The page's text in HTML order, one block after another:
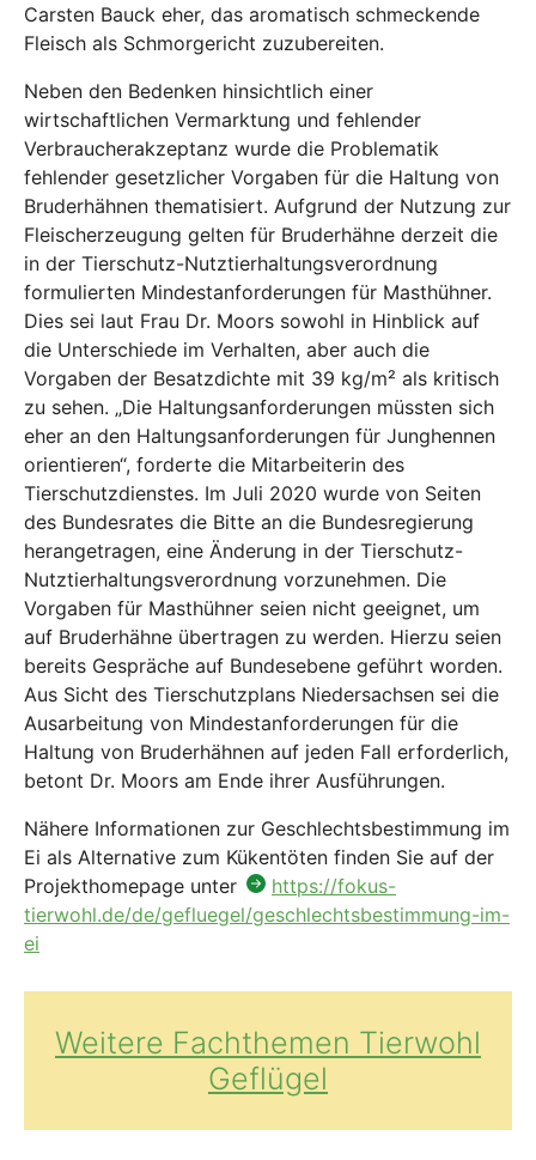
Carsten Bauck eher, das aromatisch schmeckende
Fleisch als Schmorgericht zuzubereiten.
Neben den Bedenken hinsichtlich einer
wirtschaftlichen Vermarktung und fehlender
Verbraucherakzeptanz wurde die Problematik
fehlender gesetzlicher Vorgaben für die Haltung von
Bruderhähnen thematisiert. Aufgrund der Nutzung zur
Fleischerzeugung gelten für Bruderhähne derzeit die
in der Tierschutz-Nutztierhaltungsverordnung
formulierten Mindestanforderungen für Masthühner.
Dies sei laut Frau Dr. Moors sowohl in Hinblick auf
die Unterschiede im Verhalten, aber auch die
Vorgaben der Besatzdichte mit 39 kg/m² als kritisch
zu sehen. „Die Haltungsanforderungen müssten sich
eher an den Haltungsanforderungen für Junghennen
orientieren“, forderte die Mitarbeiterin des
Tierschutzdienstes. Im Juli 2020 wurde von Seiten
des Bundesrates die Bitte an die Bundesregierung
herangetragen, eine Änderung in der Tierschutz-
Nutztierhaltungsverordnung vorzunehmen. Die
Vorgaben für Masthühner seien nicht geeignet, um
auf Bruderhähne übertragen zu werden. Hierzu seien
bereits Gespräche auf Bundesebene geführt worden.
Aus Sicht des Tierschutzplans Niedersachsen sei die
Ausarbeitung von Mindestanforderungen für die
Haltung von Bruderhähnen auf jeden Fall erforderlich,
betont Dr. Moors am Ende ihrer Ausführungen.
Nähere Informationen zur Geschlechtsbestimmung im
Ei als Alternative zum Kükentöten finden Sie auf der
Projekthomepage unter
https://fokus-
tierwohl.de/de/gefluegel/geschlechtsbestimmung-im-
ei
Weitere Fachthemen Tierwohl
Geflügel